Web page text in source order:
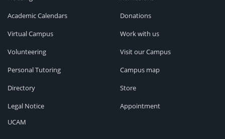
Academic Calendars
Virtual Campus
Volunteering
Personal Tutoring
Directory
Legal Notice
Donations
Work with us
Visit our Campus
Campus map
Store
Appointment
UCAM